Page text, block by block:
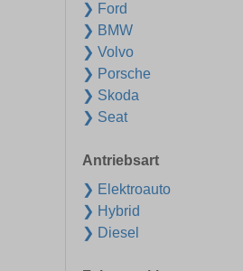
❯ Ford
❯ BMW
❯ Volvo
❯ Porsche
❯ Skoda
❯ Seat
Antriebsart
❯ Elektroauto
❯ Hybrid
❯ Diesel